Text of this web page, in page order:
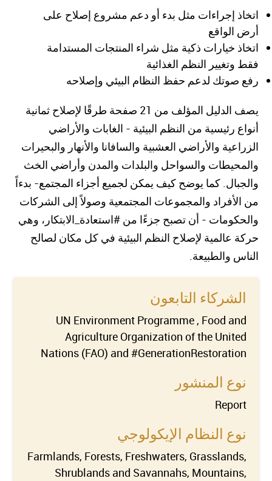
اتخاذ إجراءات مثل بدء أو دعم مشروع إصلاح على
أرض الواقع
اتخاذ خيارات ذكية مثل شراء المنتجات المستدامة
فقط وتغيير النظم الغذائية
رفع صوتك لدعم حفظ النظام البيئي وإصلاحه
يصف الدليل المؤلف من 21 صفحة طرقًا لإصلاح ثمانية
أنواع رئيسية من النظم البيئية - الغابات والأراضي
الزراعية والأراضي العشبية والسافانا والأنهار والبحيرات
والمحيطات والسواحل والبلدات والمدن وأراضي الخث
والجبال. كما يوضح كيف يمكن لجميع أجزاء المجتمع- بدءاً
من الأفراد والمجموعات المجتمعية وصولاً إلى الشركات
والحكومات - أن تصبح جزءًا من #استعادة_الابتكار، وهي
حركة عالمية لإصلاح النظم البيئية في كل مكان لصالح
الناس والطبيعة.
الشركاء التابعون
UN Environment Programme , Food and
Agriculture Organization of the United
Nations (FAO) and #GenerationRestoration
نوع المنشور
Report
نوع النظام الإيكولوجي
Farmlands, Forests, Freshwaters, Grasslands,
Shrublands and Savannahs, Mountains,